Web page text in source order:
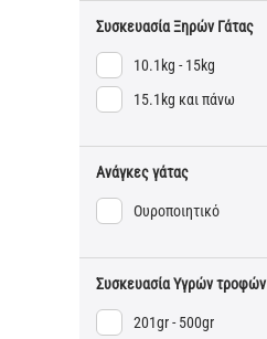
Συσκευασία Ξηρών Γάτας
10.1kg - 15kg
15.1kg και πάνω
Ανάγκες γάτας
Ουροποιητικό
Συσκευασία Υγρών τροφών
201gr - 500gr